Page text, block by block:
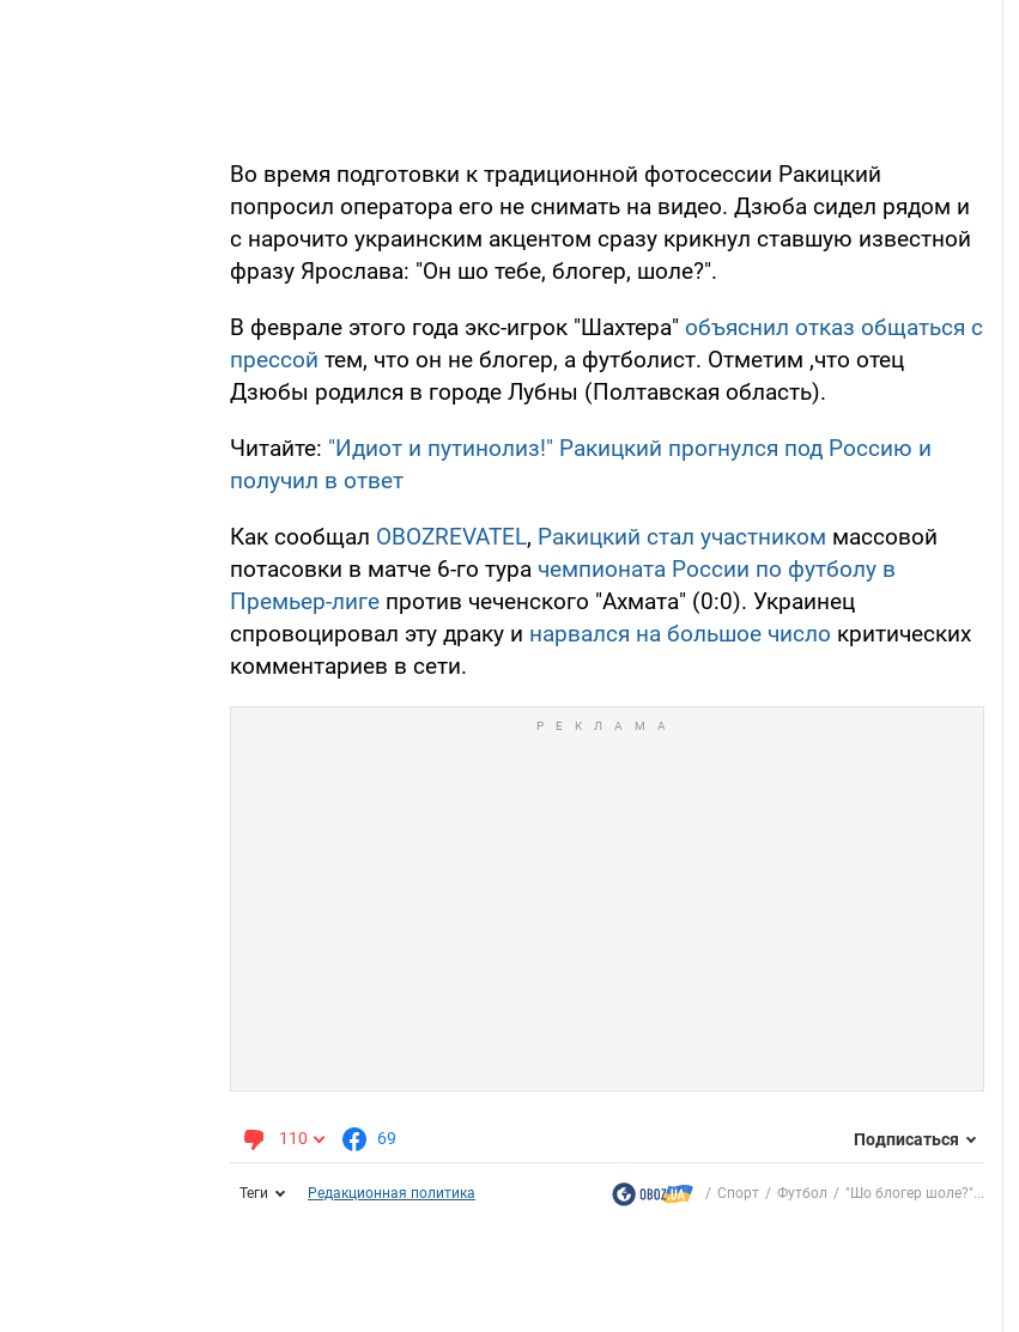
Во время подготовки к традиционной фотосессии Ракицкий
попросил оператора его не снимать на видео. Дзюба сидел рядом и
с нарочито украинским акцентом сразу крикнул ставшую известной
фразу Ярослава: "Он шо тебе, блогер, шоле?".
В феврале этого года экс-игрок "Шахтера" объяснил отказ общаться с
прессой тем, что он не блогер, а футболист. Отметим ,что отец
Дзюбы родился в городе Лубны (Полтавская область).
Читайте: "Идиот и путинолиз!" Ракицкий прогнулся под Россию и
получил в ответ
Как сообщал OBOZREVATEL, Ракицкий стал участником массовой
потасовки в матче 6-го тура чемпионата России по футболу в
Премьер-лиге против чеченского "Ахмата" (0:0). Украинец
спровоцировал эту драку и нарвался на большое число критических
комментариев в сети.
110 69 Подписаться
Теги Редакционная политика Спорт Футбол "Шо блогер шоле?"...